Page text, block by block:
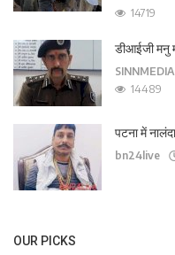
14719
डीआईजी मनु
14489
पटना में
bn24live
OUR PICKS